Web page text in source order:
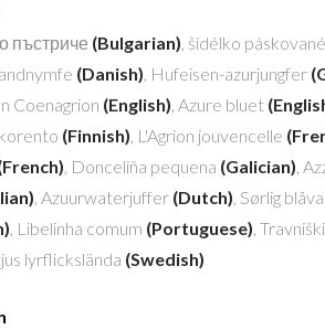
пъстриче (Bulgarian), šidélko páskované
(Danish), Hufeisen-azurjungfer
Coenagrion (English), Azure bluet
(Finnish), L'Agrion jouvencelle
, Donceliña pequena (Galician),
, Azuurwaterjuffer (Dutch), Sørlig
, Libelinha comum (Portuguese),
lyrflickslända (Swedish)